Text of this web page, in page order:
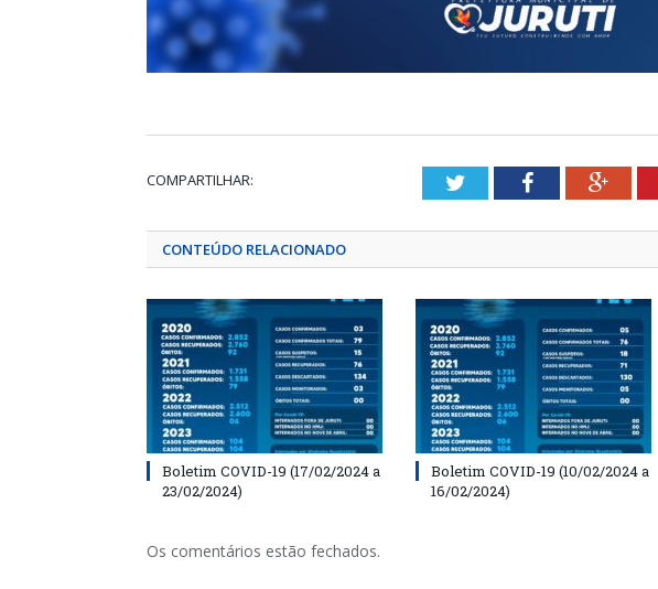
COMPARTILHAR: TwitterFacebook
CONTEÚDO RELACIONADO
Boletim COVID-19 (17/02/2024 a
23/02/2024)
Boletim COVID-19 (10/02/2024 a
16/02/2024)
Os comentários estão fechados.